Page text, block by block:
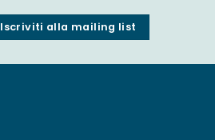
Iscriviti alla mailing list